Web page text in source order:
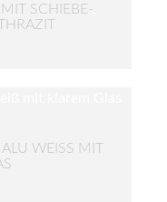
SCHIEBE-
WEISS MIT K